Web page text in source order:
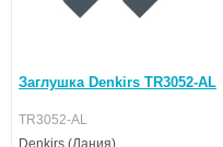
Заглушка Denkirs TR3052-AL
TR3052-AL
Denkirs (Дания)